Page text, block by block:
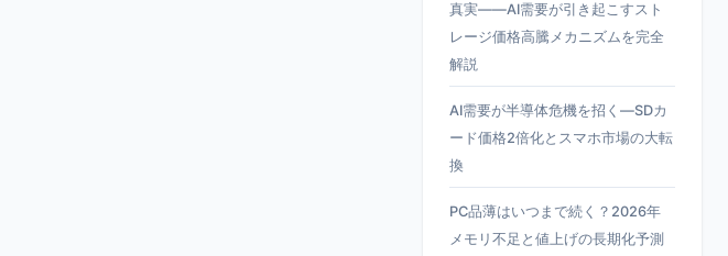
真実——AI需要が引き起こすスト
レージ価格高騰メカニズムを完全
解説
AI需要が半導体危機を招く—SDカ
ード価格2倍化とスマホ市場の大転
換
PC品薄はいつまで続く？2026年
メモリ不足と値上げの長期化予測